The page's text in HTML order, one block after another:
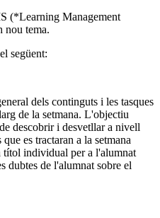
(*Learning Management
nou tema.
següent:
dels continguts i les tasques
de la setmana. L'objectiu
descobrir i desvetllar a nivell
es tractaran a la setmana
títol individual per a l'alumnat
dubtes de l'alumnat sobre el